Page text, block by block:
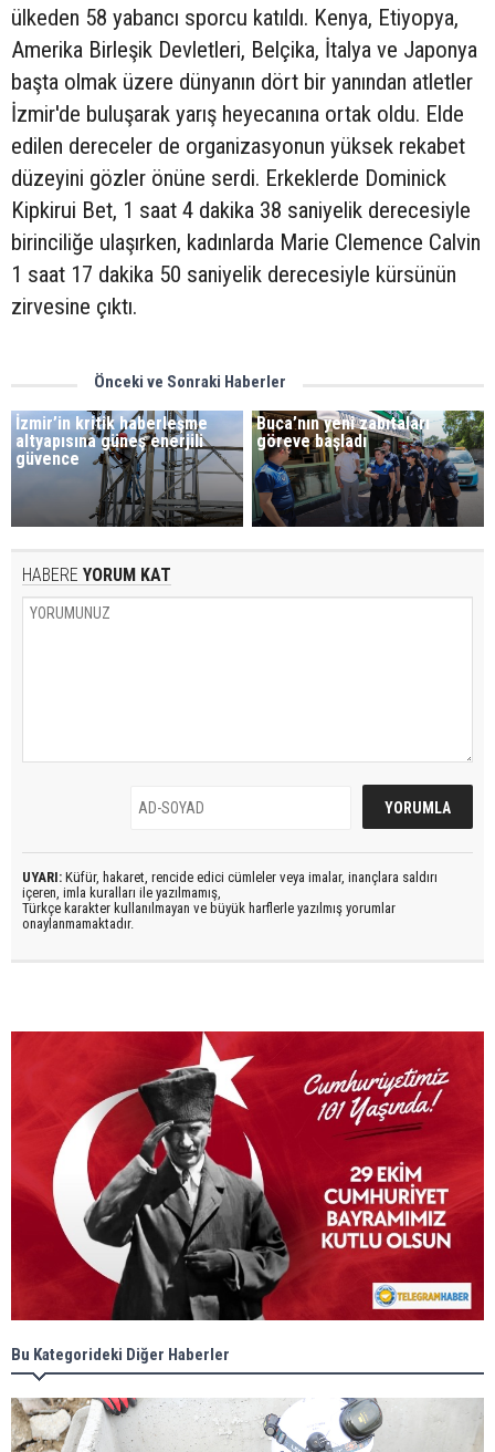
ülkeden 58 yabancı sporcu katıldı. Kenya, Etiyopya,
Amerika Birleşik Devletleri, Belçika, İtalya ve Japonya
başta olmak üzere dünyanın dört bir yanından atletler
İzmir'de buluşarak yarış heyecanına ortak oldu. Elde
edilen dereceler de organizasyonun yüksek rekabet
düzeyini gözler önüne serdi. Erkeklerde Dominick
Kipkirui Bet, 1 saat 4 dakika 38 saniyelik derecesiyle
birinciliğe ulaşırken, kadınlarda Marie Clemence Calvin
1 saat 17 dakika 50 saniyelik derecesiyle kürsünün
zirvesine çıktı.
Önceki ve Sonraki Haberler
İzmir’in kritik haberleşme
altyapısına güneş enerjili
güvence
Buca’nın yeni zabıtaları
göreve başladı
HABERE YORUM KAT
UYARI: Küfür, hakaret, rencide edici cümleler veya imalar, inançlara saldırı
içeren, imla kuralları ile yazılmamış,
Türkçe karakter kullanılmayan ve büyük harflerle yazılmış yorumlar
onaylanmamaktadır.
Bu Kategorideki Diğer Haberler